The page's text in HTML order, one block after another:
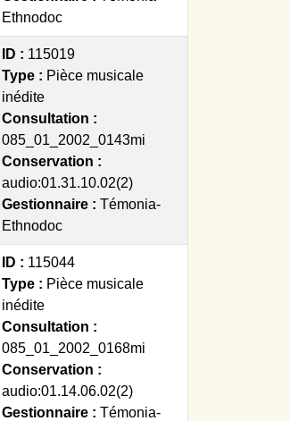
Ethnodoc
ID : 115019
Type : Pièce musicale
inédite
Consultation :
085_01_2002_0143mi
Conservation :
audio:01.31.10.02(2)
Gestionnaire : Témonia-
Ethnodoc
ID : 115044
Type : Pièce musicale
inédite
Consultation :
085_01_2002_0168mi
Conservation :
audio:01.14.06.02(2)
Gestionnaire : Témonia-